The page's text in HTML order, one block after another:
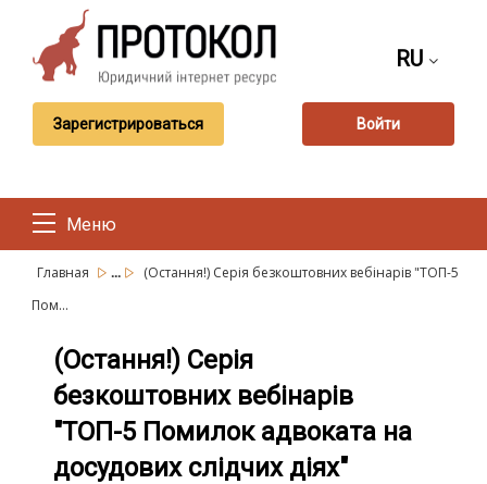
RU
Зарегистрироваться Войти
Меню
Главная ...
(Остання!) Серія безкоштовних вебінарів "ТОП-5
Пом...
(Остання!) Серія
безкоштовних вебінарів
"ТОП-5 Помилок адвоката на
досудових слідчих діях"